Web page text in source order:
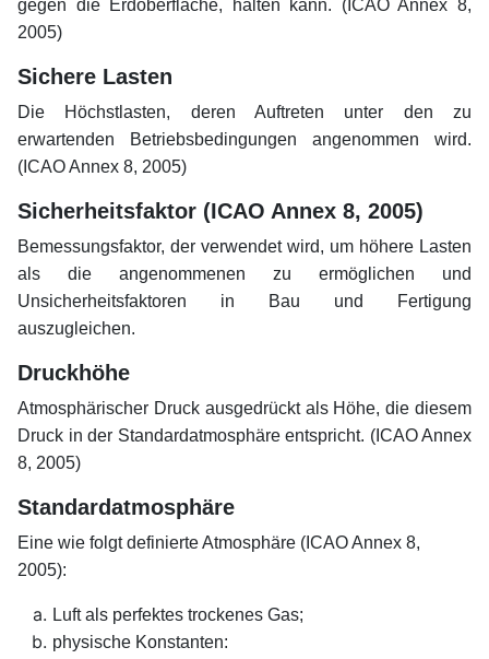
gegen die Erdoberfläche, halten kann. (ICAO Annex 8,
2005)
Sichere Lasten
Die Höchstlasten, deren Auftreten unter den zu
erwartenden Betriebsbedingungen angenommen wird.
(ICAO Annex 8, 2005)
Sicherheitsfaktor (ICAO Annex 8, 2005)
Bemessungsfaktor, der verwendet wird, um höhere Lasten
als die angenommenen zu ermöglichen und
Unsicherheitsfaktoren in Bau und Fertigung
auszugleichen.
Druckhöhe
Atmosphärischer Druck ausgedrückt als Höhe, die diesem
Druck in der Standardatmosphäre entspricht. (ICAO Annex
8, 2005)
Standardatmosphäre
Eine wie folgt definierte Atmosphäre (ICAO Annex 8,
2005):
Luft als perfektes trockenes Gas;
physische Konstanten: